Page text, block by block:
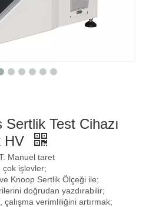
Test Cihazı
HV
Manuel taret
işlevler;
Knoop Sertlik Ölçeği ile;
doğrudan yazdırabilir;
çalışma verimliliğini artırmak;